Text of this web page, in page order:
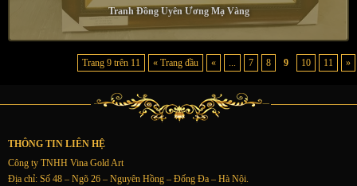
Tranh Đồng Uyên Ương Mạ Vàng
Trang 9 trên 11 « Trang đầu « ... 7 8 9 10 11 »
THÔNG TIN LIÊN HỆ
Công ty TNHH Vina Gold Art
Địa chỉ: Số 48 – Ngõ 26 – Nguyên Hồng – Đống Đa – Hà Nội.